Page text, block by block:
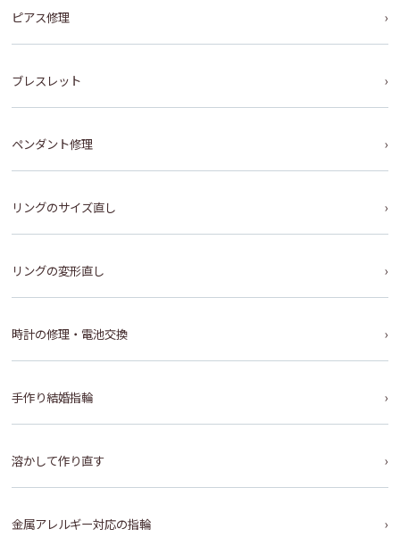
ピアス修理
ブレスレット
ペンダント修理
リングのサイズ直し
リングの変形直し
時計の修理・電池交換
手作り結婚指輪
溶かして作り直す
金属アレルギー対応の指輪